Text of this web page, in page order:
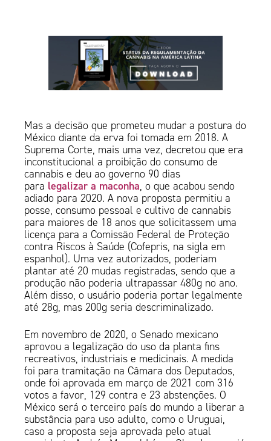
Mas a decisão que prometeu mudar a postura do
México diante da erva foi tomada em 2018. A
Suprema Corte, mais uma vez, decretou que era
inconstitucional a proibição do consumo de
cannabis e deu ao governo 90 dias
para legalizar a maconha, o que acabou sendo
adiado para 2020. A nova proposta permitiu a
posse, consumo pessoal e cultivo de cannabis
para maiores de 18 anos que solicitassem uma
licença para a Comissão Federal de Proteção
contra Riscos à Saúde (Cofepris, na sigla em
espanhol). Uma vez autorizados, poderiam
plantar até 20 mudas registradas, sendo que a
produção não poderia ultrapassar 480g no ano.
Além disso, o usuário poderia portar legalmente
até 28g, mas 200g seria descriminalizado.
Em novembro de 2020, o Senado mexicano
aprovou a legalização do uso da planta fins
recreativos, industriais e medicinais. A medida
foi para tramitação na Câmara dos Deputados,
onde foi aprovada em março de 2021 com 316
votos a favor, 129 contra e 23 abstenções. O
México será o terceiro país do mundo a liberar a
substância para uso adulto, como o Uruguai,
caso a proposta seja aprovada pelo atual